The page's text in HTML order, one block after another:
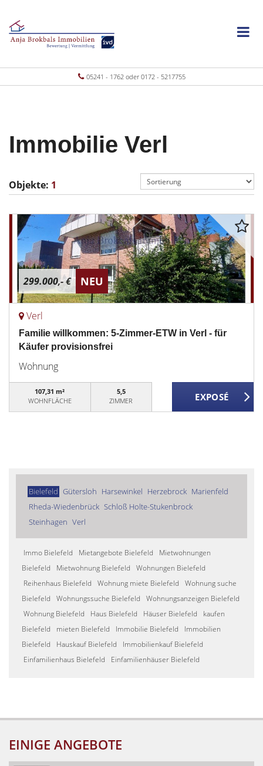
05241 - 1762 oder 0172 - 5217755
Immobilie Verl
Objekte: 1
299.000,- € NEU
Verl
Familie willkommen: 5-Zimmer-ETW in Verl - für
Käufer provisionsfrei
Wohnung
107,31 m²
WOHNFLÄCHE
5,5
ZIMMER
Bielefeld Gütersloh Harsewinkel Herzebrock Marienfeld
Rheda-Wiedenbrück Schloß Holte-Stukenbrock
Steinhagen Verl
Immo Bielefeld Mietangebote Bielefeld
Mietwohnungen
Bielefeld
Mietwohnung Bielefeld
Wohnungen Bielefeld
Reihenhaus Bielefeld
Wohnung miete Bielefeld
Wohnung suche
Bielefeld
Wohnungssuche Bielefeld
Wohnungsanzeigen Bielefeld
Wohnung Bielefeld
Haus Bielefeld Häuser Bielefeld
kaufen
Bielefeld
mieten Bielefeld Immobilie Bielefeld
Immobilien
Bielefeld
Hauskauf Bielefeld
Immobilienkauf Bielefeld
Einfamilienhaus Bielefeld
Einfamilienhäuser Bielefeld
EINIGE ANGEBOTE